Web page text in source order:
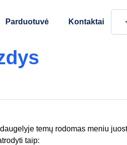
Parduotuvė Kontaktai
temų rodomas meniu
taip: